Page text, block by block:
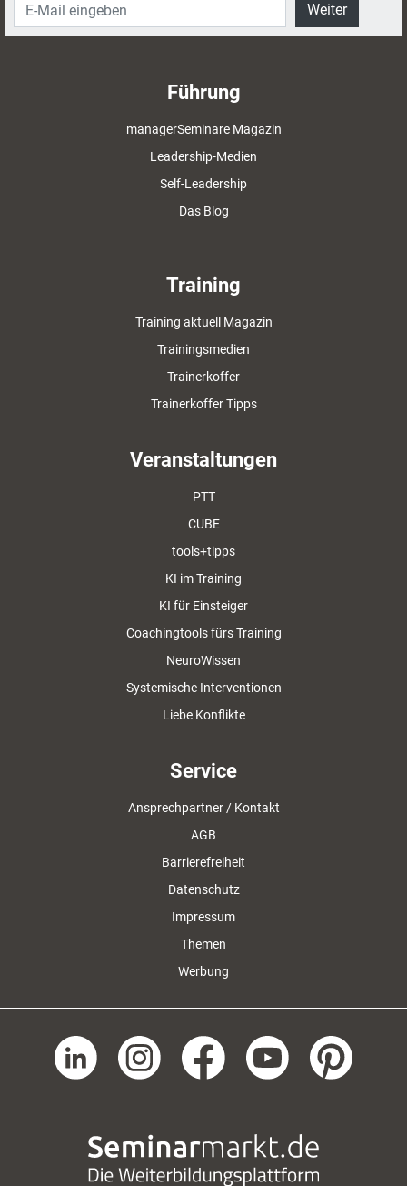
Weiter
Führung
managerSeminare Magazin
Leadership-Medien
Self-Leadership
Das Blog
Training
Training aktuell Magazin
Trainingsmedien
Trainerkoffer
Trainerkoffer Tipps
Veranstaltungen
PTT
CUBE
tools+tipps
KI im Training
KI für Einsteiger
Coachingtools fürs Training
NeuroWissen
Systemische Interventionen
Liebe Konflikte
Service
Ansprechpartner / Kontakt
AGB
Barrierefreiheit
Datenschutz
Impressum
Themen
Werbung